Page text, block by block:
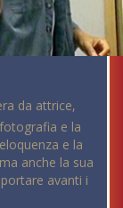
da attrice,
e la
e la
anche la sua
avanti i